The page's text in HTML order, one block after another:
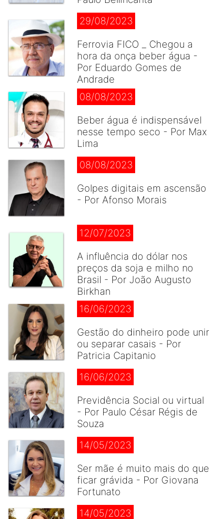
29/08/2023
Ferrovia FICO _ Chegou a
hora da onça beber água -
Por Eduardo Gomes de
Andrade
08/08/2023
Beber água é indispensável
nesse tempo seco - Por Max
Lima
08/08/2023
Golpes digitais em ascensão
- Por Afonso Morais
12/07/2023
A influência do dólar nos
preços da soja e milho no
Brasil - Por João Augusto
Birkhan
16/06/2023
Gestão do dinheiro pode unir
ou separar casais - Por
Patricia Capitanio
16/06/2023
Previdência Social ou virtual
- Por Paulo César Régis de
Souza
14/05/2023
Ser mãe é muito mais do que
ficar grávida - Por Giovana
Fortunato
14/05/2023